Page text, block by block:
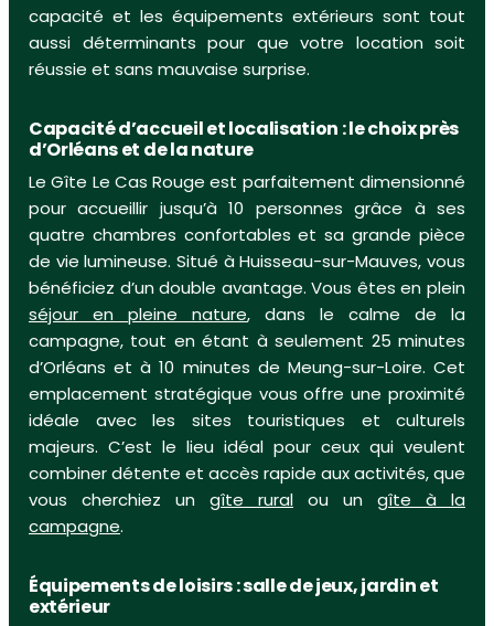
capacité et les équipements extérieurs sont tout
aussi déterminants pour que votre location soit
réussie et sans mauvaise surprise.
Capacité d’accueil et localisation : le choix près
d’Orléans et de la nature
Le Gîte Le Cas Rouge est parfaitement dimensionné
pour accueillir jusqu’à 10 personnes grâce à ses
quatre chambres confortables et sa grande pièce
de vie lumineuse. Situé à Huisseau-sur-Mauves, vous
bénéficiez d’un double avantage. Vous êtes en plein
séjour en pleine nature, dans le calme de la
campagne, tout en étant à seulement 25 minutes
d’Orléans et à 10 minutes de Meung-sur-Loire. Cet
emplacement stratégique vous offre une proximité
idéale avec les sites touristiques et culturels
majeurs. C’est le lieu idéal pour ceux qui veulent
combiner détente et accès rapide aux activités, que
vous cherchiez un gîte rural ou un gîte à la
campagne.
Équipements de loisirs : salle de jeux, jardin et
extérieur